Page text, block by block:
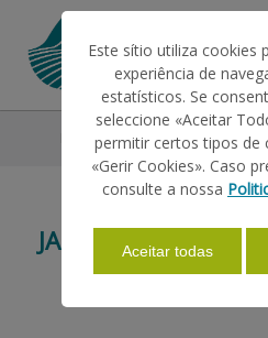
AJUDAS/APOIOS
INFORMAÇÕES
Legislação 2013 Janeiro
JANEIRO
Este sítio utiliza cookies
experiência de
estatísticos. Se
seleccione «Aceitar
permitir certos tipos de
«Gerir Cookies». Caso
consulte a nossa
Aceitar todas